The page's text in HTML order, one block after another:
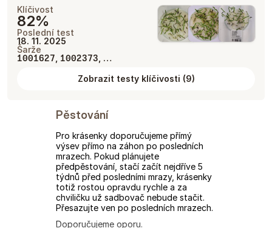
Klíčivost
82%
Poslední test
18. 11. 2025
Šarže
1001627 1002373 , …
Zobrazit testy klíčivosti (9)
Pěstování
Pro krásenky doporučujeme přímý
výsev přímo na záhon po posledních
mrazech. Pokud plánujete
předpěstování, stačí začít nejdříve 5
týdnů před posledními mrazy, krásenky
totiž rostou opravdu rychle a za
chviličku už sadbovač nebude stačit.
Přesazujte ven po posledních mrazech.
Doporučujeme oporu.